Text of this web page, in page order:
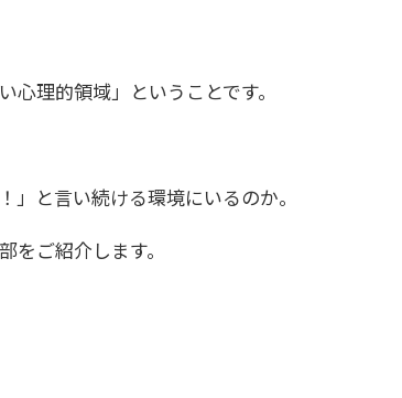
理的領域」ということです。
と言い続ける環境にいるのか。
ご紹介します。